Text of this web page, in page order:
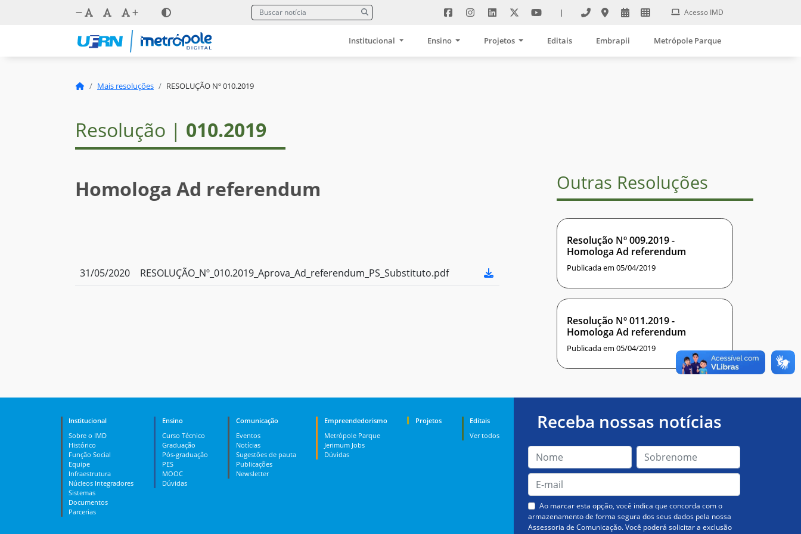
| Acesso IMD
Institucional Ensino Projetos Editais Embrapii Metrópole Parque
Mais resoluções RESOLUÇÃO Nº 010.2019
Resolução | 010.2019
Homologa Ad referendum
31/05/2020 RESOLUÇÃO_Nº_010.2019_Aprova_Ad_referendum_PS_Substituto.pdf
Outras Resoluções
Resolução Nº 009.2019 -
Homologa Ad referendum
Publicada em 05/04/2019
Resolução Nº 011.2019 -
Homologa Ad referendum
Publicada em 05/04/2019
Institucional
Sobre o IMD
Histórico
Função Social
Equipe
Infraestrutura
Núcleos Integradores
Sistemas
Documentos
Parcerias
Ensino
Curso Técnico
Graduação
Pós-graduação
PES
MOOC
Dúvidas
Comunicação
Eventos
Notícias
Sugestões de pauta
Publicações
Newsletter
Empreendedorismo
Metrópole Parque
Jerimum Jobs
Dúvidas
Projetos
Editais
Ver todos
Receba nossas notícias
Ao marcar esta opção, você indica que concorda com o
armazenamento de forma segura dos seus dados pela nossa
Assessoria de Comunicação. Você poderá solicitar a exclusão